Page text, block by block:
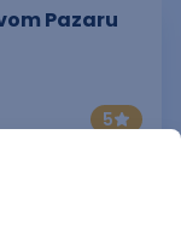
Pazaru
5